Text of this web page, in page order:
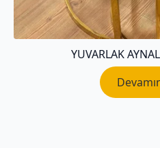
YUVARLAK